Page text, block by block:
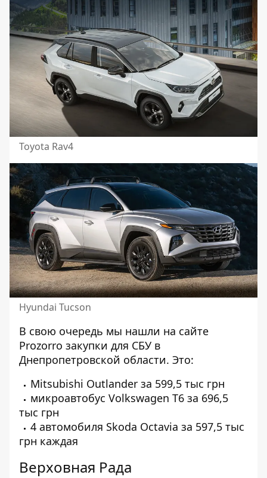
Toyota Rav4
Hyundai Tucson
В свою очередь мы нашли на сайте
Prozorro закупки для СБУ в
Днепропетровской области. Это:
Mitsubishi Outlander за 599,5 тыс грн
микроавтобус Volkswagen T6 за 696,5
тыс грн
4 автомобиля Skoda Octavia за 597,5 тыс
грн каждая
Верховная Рада